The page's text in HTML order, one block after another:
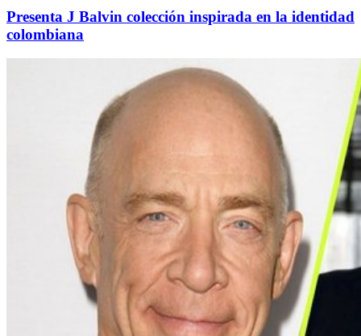
Presenta J Balvin colección inspirada en la identidad
colombiana